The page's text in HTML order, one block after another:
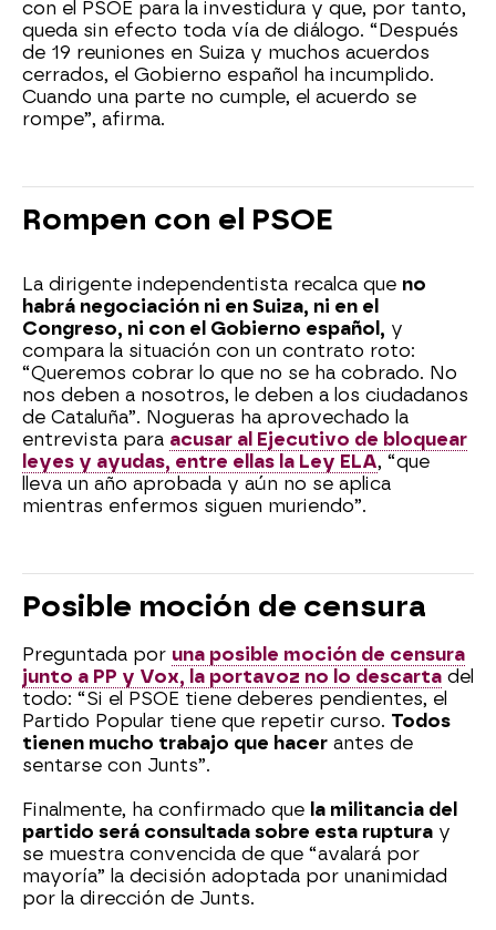
con el PSOE para la investidura y que, por tanto,
queda sin efecto toda vía de diálogo. “Después
de 19 reuniones en Suiza y muchos acuerdos
cerrados, el Gobierno español ha incumplido.
Cuando una parte no cumple, el acuerdo se
rompe”, afirma.
Rompen con el PSOE
La dirigente independentista recalca que no
habrá negociación ni en Suiza, ni en el
Congreso, ni con el Gobierno español, y
compara la situación con un contrato roto:
“Queremos cobrar lo que no se ha cobrado. No
nos deben a nosotros, le deben a los ciudadanos
de Cataluña”. Nogueras ha aprovechado la
entrevista para acusar al Ejecutivo de bloquear
leyes y ayudas, entre ellas la Ley ELA, “que
lleva un año aprobada y aún no se aplica
mientras enfermos siguen muriendo”.
Posible moción de censura
Preguntada por una posible moción de censura
junto a PP y Vox, la portavoz no lo descarta del
todo: “Si el PSOE tiene deberes pendientes, el
Partido Popular tiene que repetir curso. Todos
tienen mucho trabajo que hacer antes de
sentarse con Junts”.
Finalmente, ha confirmado que la militancia del
partido será consultada sobre esta ruptura y
se muestra convencida de que “avalará por
mayoría” la decisión adoptada por unanimidad
por la dirección de Junts.